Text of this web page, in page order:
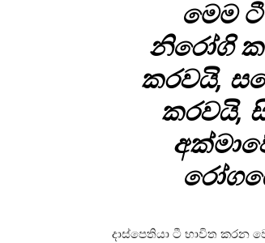
මෙම
නිරෝගි
කරවයි,
කරවයි,
දාස්පෙතියා ටී භාවිත කරන